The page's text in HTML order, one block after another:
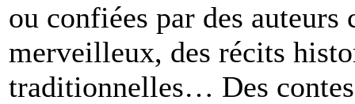
ou confiées par des
merveilleux, des récits
traditionnelles… Des